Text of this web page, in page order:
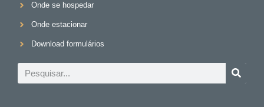
Onde se hospedar
Onde estacionar
Download formulários